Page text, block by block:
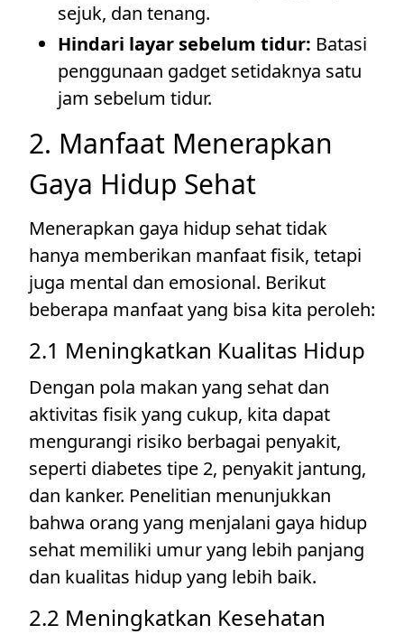
sejuk, dan tenang.
Hindari layar sebelum tidur: Batasi
penggunaan gadget setidaknya satu
jam sebelum tidur.
2. Manfaat Menerapkan
Gaya Hidup Sehat
Menerapkan gaya hidup sehat tidak
hanya memberikan manfaat fisik, tetapi
juga mental dan emosional. Berikut
beberapa manfaat yang bisa kita peroleh:
2.1 Meningkatkan Kualitas Hidup
Dengan pola makan yang sehat dan
aktivitas fisik yang cukup, kita dapat
mengurangi risiko berbagai penyakit,
seperti diabetes tipe 2, penyakit jantung,
dan kanker. Penelitian menunjukkan
bahwa orang yang menjalani gaya hidup
sehat memiliki umur yang lebih panjang
dan kualitas hidup yang lebih baik.
2.2 Meningkatkan Kesehatan